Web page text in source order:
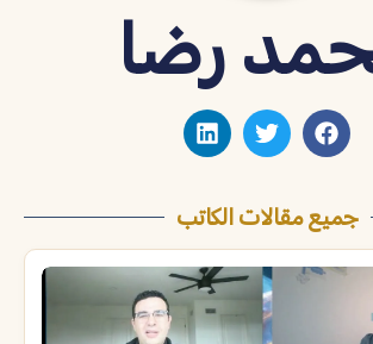
رضا
جميع مقالات الكاتب